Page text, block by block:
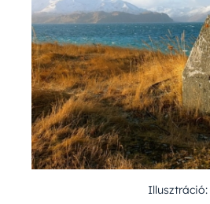
Illusztráció: